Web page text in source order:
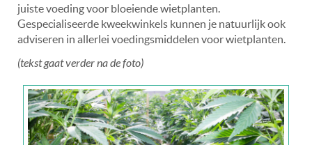
juiste voeding voor bloeiende wietplanten.
Gespecialiseerde kweekwinkels kunnen je natuurlijk ook
adviseren in allerlei voedingsmiddelen voor wietplanten.
(tekst gaat verder na de foto)